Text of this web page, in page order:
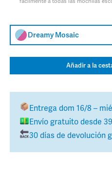
Dreamy Mosaic
Añadir a la
Entrega dom 16/8 –
Envío gratuito desde
30 días de devolución